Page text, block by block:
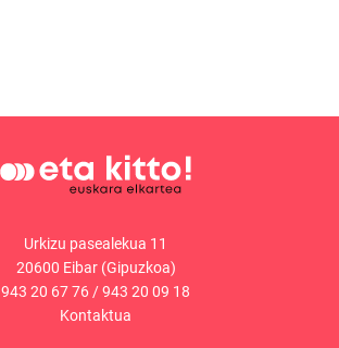
Urkizu pasealekua 11
20600 Eibar (Gipuzkoa)
943 20 67 76/943 20 09 18
Kontaktua